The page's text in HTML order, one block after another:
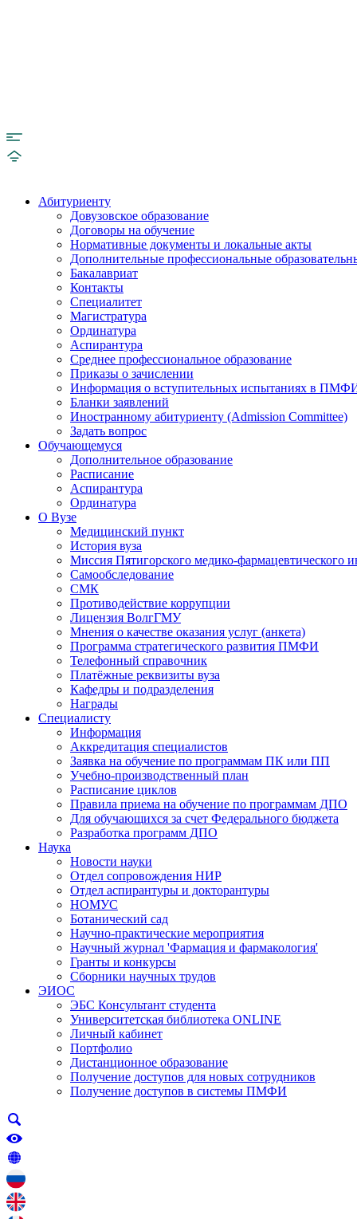
Абитуриенту
Довузовское образование
Договоры на обучение
Нормативные документы и локальные акты
Дополнительные профессиональные
Бакалавриат
Контакты
Специалитет
Магистратура
Ординатура
Аспирантура
Среднее профессиональное образование
Приказы о зачислении
Информация о вступительных испытаниях в
Бланки заявлений
Иностранному абитуриенту (Admission Committee)
Задать вопрос
Обучающемуся
Дополнительное образование
Расписание
Аспирантура
Ординатура
О Вузе
Медицинский пункт
История вуза
Миссия Пятигорского медико-фармацевтического
Самообследование
СМК
Противодействие коррупции
Лицензия ВолгГМУ
Мнения о качестве оказания услуг (анкета)
Программа стратегического развития ПМФИ
Телефонный справочник
Платёжные реквизиты вуза
Кафедры и подразделения
Награды
Специалисту
Информация
Аккредитация специалистов
Заявка на обучение по программам ПК или ПП
Учебно-производственный план
Расписание циклов
Правила приема на обучение по программам ДПО
Для обучающихся за счет Федерального бюджета
Разработка программ ДПО
Наука
Новости науки
Отдел сопровождения НИР
Отдел аспирантуры и докторантуры
НОМУС
Ботанический сад
Научно-практические мероприятия
Научный журнал 'Фармация и фармакология'
Гранты и конкурсы
Сборники научных трудов
ЭИОС
ЭБС Консультант студента
Университетская библиотека ONLINE
Личный кабинет
Портфолио
Дистанционное образование
Получение доступов для новых сотрудников
Получение доступов в системы ПМФИ